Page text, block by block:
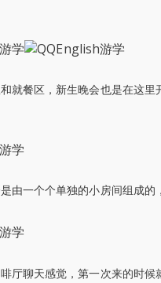
就餐区，新生晚会也是在这
由一个个单独的小房间组成
厅聊天感觉，第一次来的时